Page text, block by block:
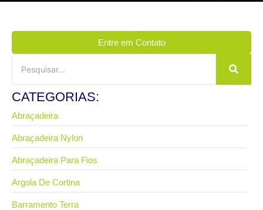
Entre em Contato
CATEGORIAS:
Abraçadeira
Abraçadeira Nylon
Abraçadeira Para Fios
Argola De Cortina
Barramento Terra